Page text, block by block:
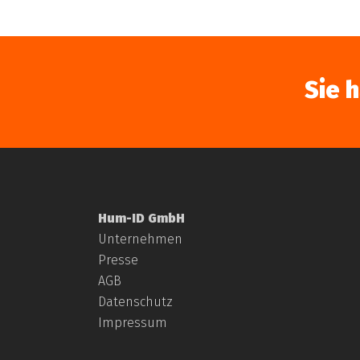
Sie
Hum-ID GmbH
Unternehmen
Presse
AGB
Datenschutz
Impressum